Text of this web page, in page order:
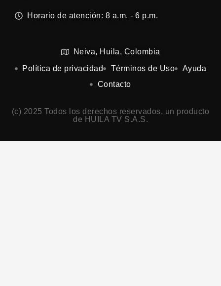
Horario de atención: 8 a.m. - 6 p.m.
Neiva, Huila, Colombia
Política de privacidad
Términos de Uso
Ayuda
Contacto
(c) 2025 Todos los derechos reservados, un producto
de HUILA TV S.A.S.